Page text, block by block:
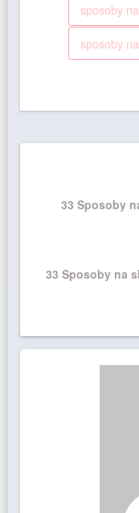
sposoby
sposoby
33 Sposoby
Next
33 Sposoby na